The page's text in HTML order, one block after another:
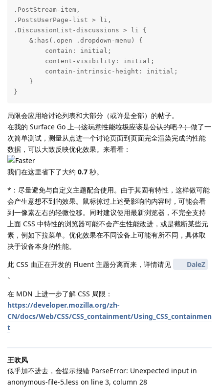
.PostStream-item,
.PostsUserPage-list > li,
.DiscussionList-discussions > li {
    &:has(.open .dropdown-menu) {
        contain: initial;
        content-visibility: initial;
        contain-intrinsic-height: initial;
    }
}
局限会应用给讨论列表和大部分（或许是全部）的帖子。
在我的 Surface Go 上（这玩意性能垃圾应该是公认的吧？）做了一
次简单测试，测量从点进一个讨论页面到页面完全渲染完成的性能
数据，可以大致反映优化效果。来看看：
我们在这里省下了大约 0.7 秒。
*：尽量避免与自定义主题配合使用。由于其固有特性，这样做可能
会产生意想不到的效果。鼠标掠过上述受影响的内容时，可能会看
到一像素左右的轻微位移。同时建议使用最新浏览器，不完全支持
上面 CSS 中特性的浏览器可能不会产生性能改进，或是截断某些元
素，例如下拉菜单。优化效果在不同设备上可能有所不同，具体取
决于设备本身的性能。
此 CSS 由正在开发的 Fluent 主题分离而来，详情请见
DaleZ
。
在 MDN 上进一步了解 CSS 局限：
https://developer.mozilla.org/zh-
CN/docs/Web/CSS/CSS_containment/Using_CSS_containmen
t
王吹风
似乎加不进去，会提示报错 ParseError: Unexpected input in
anonymous-file-5.less on line 3, column 28